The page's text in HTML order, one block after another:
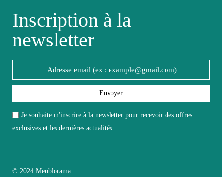
Fixe Fixe
Garantie
160
Inscription à la
newsletter
Envoyer
Je souhaite m'inscrire à la newsletter pour recevoir des offres
exclusives et les dernières actualités.
© 2024 Meublorama.